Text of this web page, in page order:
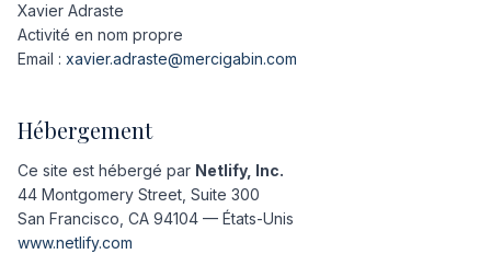
Xavier Adraste
Activité en nom propre
Email : xavier.adraste@mercigabin.com
Hébergement
Ce site est hébergé par Netlify, Inc.
44 Montgomery Street, Suite 300
San Francisco, CA 94104 — États-Unis
www.netlify.com